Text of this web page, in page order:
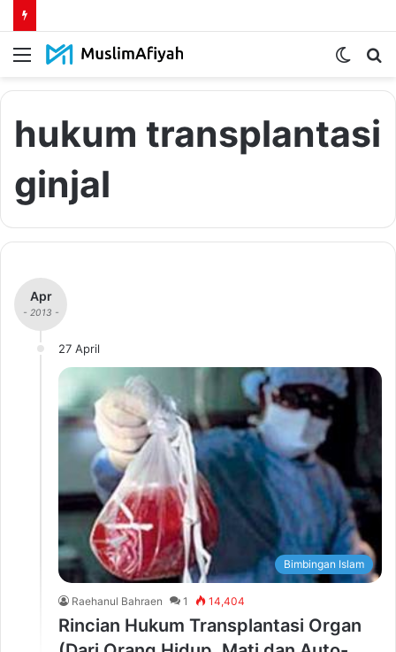
Menu
Switch
hukum transplantasi
ginjal
Apr
- 2013 -
27 April
Bimbingan Islam
Raehanul Bahraen 1 14,404
Rincian Hukum Transplantasi Organ